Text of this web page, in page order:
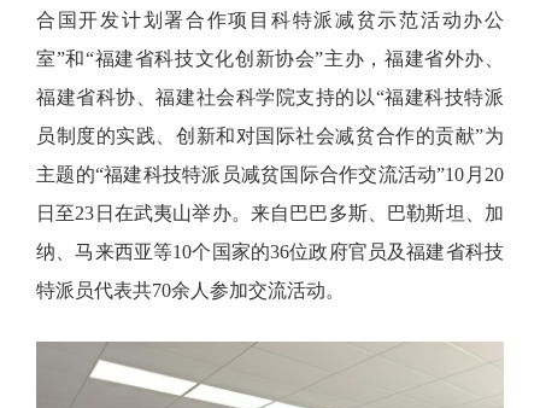
合国开发计划署合作项目科特派减贫示范活动办公
室”和“福建省科技文化创新协会”主办，福建省外办、
福建省科协、福建社会科学院支持的以“福建科技特派
员制度的实践、创新和对国际社会减贫合作的贡献”为
主题的“福建科技特派员减贫国际合作交流活动”10月20
日至23日在武夷山举办。来自巴巴多斯、巴勒斯坦、加
纳、马来西亚等10个国家的36位政府官员及福建省科技
特派员代表共70余人参加交流活动。